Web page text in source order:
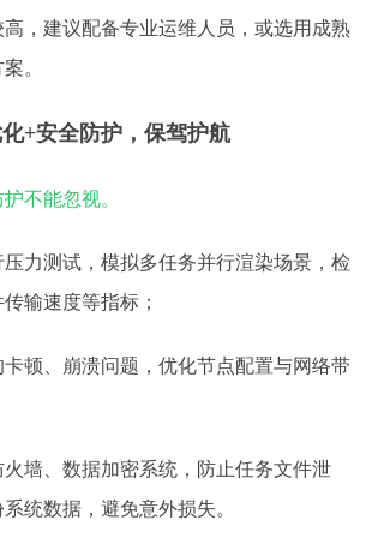
，建议配备专业运维人员，或选用成熟
。
+安全防护，保驾护航
不能忽视。
力测试，模拟多任务并行渲染场景，检
输速度等指标；
顿、崩溃问题，优化节点配置与网络带
墙、数据加密系统，防止任务文件泄
统数据，避免意外损失。